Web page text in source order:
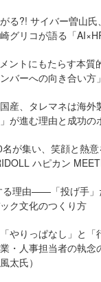
る?! サイバー曽山氏
グリコが語る「
ントにもたらす本質
バーへの向き合い方」
産、タレマネは海
が進む理由と成功の
が集い、笑顔と熱
ハピカン
る理由——「投げ手」
ク文化のつくり方
やりっぱなし」と
・人事担当者の執念
太氏）